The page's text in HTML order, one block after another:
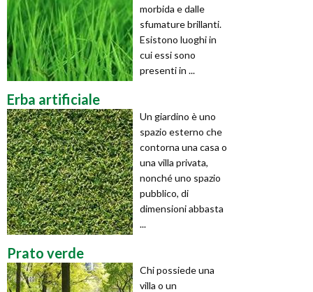
morbida e dalle
sfumature brillanti.
Esistono luoghi in
cui essi sono
presenti in ...
Erba artificiale
Un giardino è uno
spazio esterno che
contorna una casa o
una villa privata,
nonché uno spazio
pubblico, di
dimensioni abbasta
...
Prato verde
Chi possiede una
villa o un